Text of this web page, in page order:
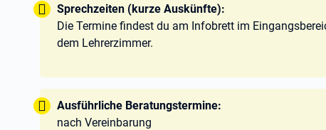
Tipp:
Sprechzeiten (kurze Auskünfte):
Die Termine findest du am Infobrett im
dem Lehrerzimmer.
Tipp:
Ausführliche Beratungstermine:
nach Vereinbarung